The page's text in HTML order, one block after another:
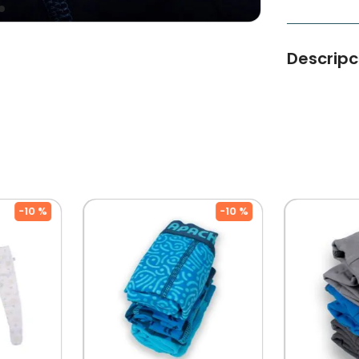
Por
Diseñado
Chilena
A Muchas
Niños!
-10 % -10 %